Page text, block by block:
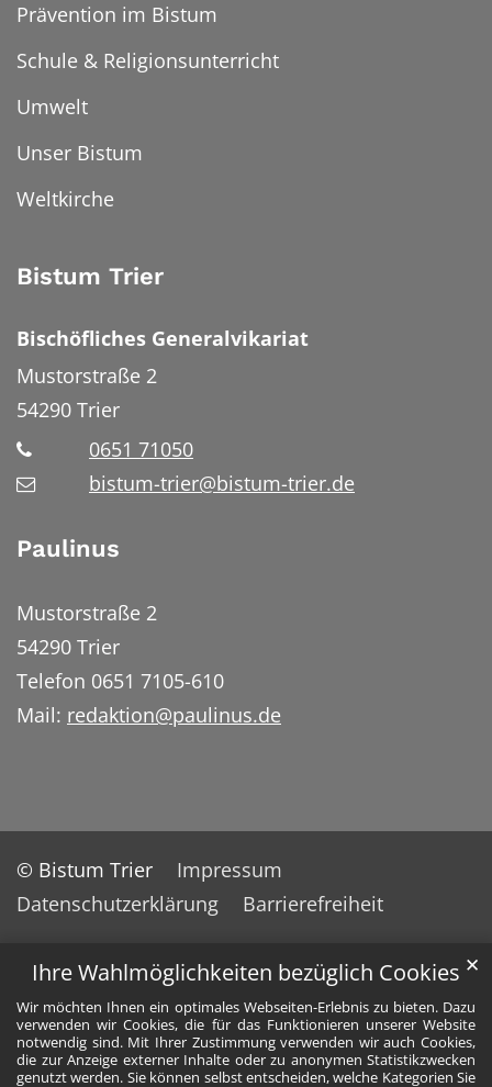
Ihre Wahlmöglichkeiten bezüglich Cookies
Wir möchten Ihnen ein optimales Webseiten-Erlebnis zu bieten. Dazu
verwenden wir Cookies, die für das Funktionieren unserer Website
notwendig sind. Mit Ihrer Zustimmung verwenden wir auch Cookies,
die zur Anzeige externer Inhalte oder zu anonymen Statistikzwecken
genutzt werden. Sie können selbst entscheiden, welche Kategorien Sie
✕
Prävention im Bistum
Schule & Religionsunterricht
Umwelt
Unser Bistum
Weltkirche
Bistum Trier
Bischöfliches Generalvikariat
Mustorstraße 2
54290 Trier
0651 71050
bistum-trier@bistum-trier.de
Paulinus
Mustorstraße 2
54290 Trier
Telefon 0651 7105-610
Mail: redaktion@paulinus.de
© Bistum Trier
Impressum
Datenschutzerklärung
Barrierefreiheit